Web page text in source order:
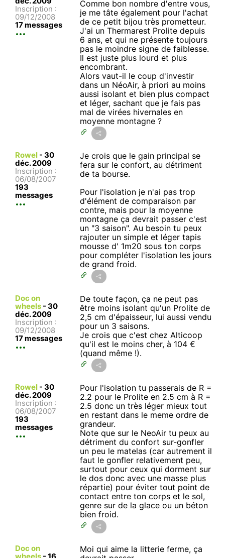
Inscription :
09/12/2008
17 messages
Comme bon nombre d'entre vous,
je me tâte également pour l'achat
de ce petit bijou très prometteur.
J'ai un Thermarest Prolite depuis
6 ans, et qui ne présente toujours
pas le moindre signe de faiblesse.
Il est juste plus lourd et plus
encombrant.
Alors vaut-il le coup d'investir
dans un NéoAir, à priori au moins
aussi isolant et bien plus compact
et léger, sachant que je fais pas
mal de virées hivernales en
moyenne montagne ?
Rowel - 30
déc. 2009
Inscription :
06/08/2007
193
messages
Je crois que le gain principal se
fera sur le confort, au détriment
de ta bourse.
Pour l'isolation je n'ai pas trop
d'élément de comparaison par
contre, mais pour la moyenne
montagne ça devrait passer c'est
un "3 saison". Au besoin tu peux
rajouter un simple et léger tapis
mousse d' 1m20 sous ton corps
pour compléter l'isolation les jours
de grand froid.
Doc on
wheels - 30
déc. 2009
Inscription :
09/12/2008
17 messages
De toute façon, ça ne peut pas
être moins isolant qu'un Prolite de
2,5 cm d'épaisseur, lui aussi vendu
pour un 3 saisons.
Je crois que c'est chez Alticoop
qu'il est le moins cher, à 104 €
(quand même !).
Rowel - 30
déc. 2009
Inscription :
06/08/2007
193
messages
Pour l'isolation tu passerais de R =
2.2 pour le Prolite en 2.5 cm à R =
2.5 donc un très léger mieux tout
en restant dans le meme ordre de
grandeur.
Note que sur le NeoAir tu peux au
détriment du confort sur-gonfler
un peu le matelas (car autrement il
faut le gonfler relativement peu,
surtout pour ceux qui dorment sur
le dos donc avec une masse plus
répartie) pour éviter tout point de
contact entre ton corps et le sol,
genre sur de la glace ou un béton
bien froid.
Doc on
wheels - 16
Moi qui aime la litterie ferme, ça